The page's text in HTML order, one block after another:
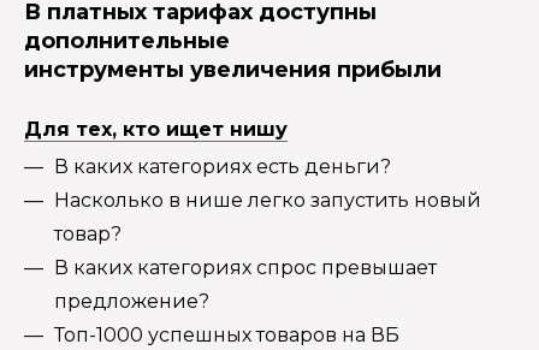
В платных тарифах доступны
дополнительные
инструменты увеличения прибыли
Для тех, кто ищет нишу
В каких категориях есть деньги?
Насколько в нише легко запустить новый
товар?
В каких категориях спрос превышает
предложение?
Топ-1000 успешных товаров на ВБ